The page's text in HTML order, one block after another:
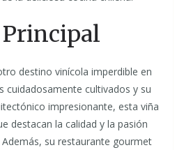
Principal
destino vinícola imperdible en
cuidadosamente cultivados y su
impresionante, esta viña
destacan la calidad y la pasión
su restaurante gourmet